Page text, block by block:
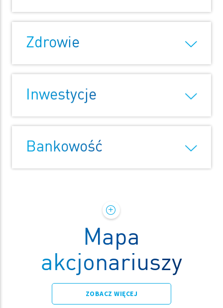
Zdrowie
Inwestycje
Bankowość
Mapa
akcjonariuszy
ZOBACZ WIĘCEJ